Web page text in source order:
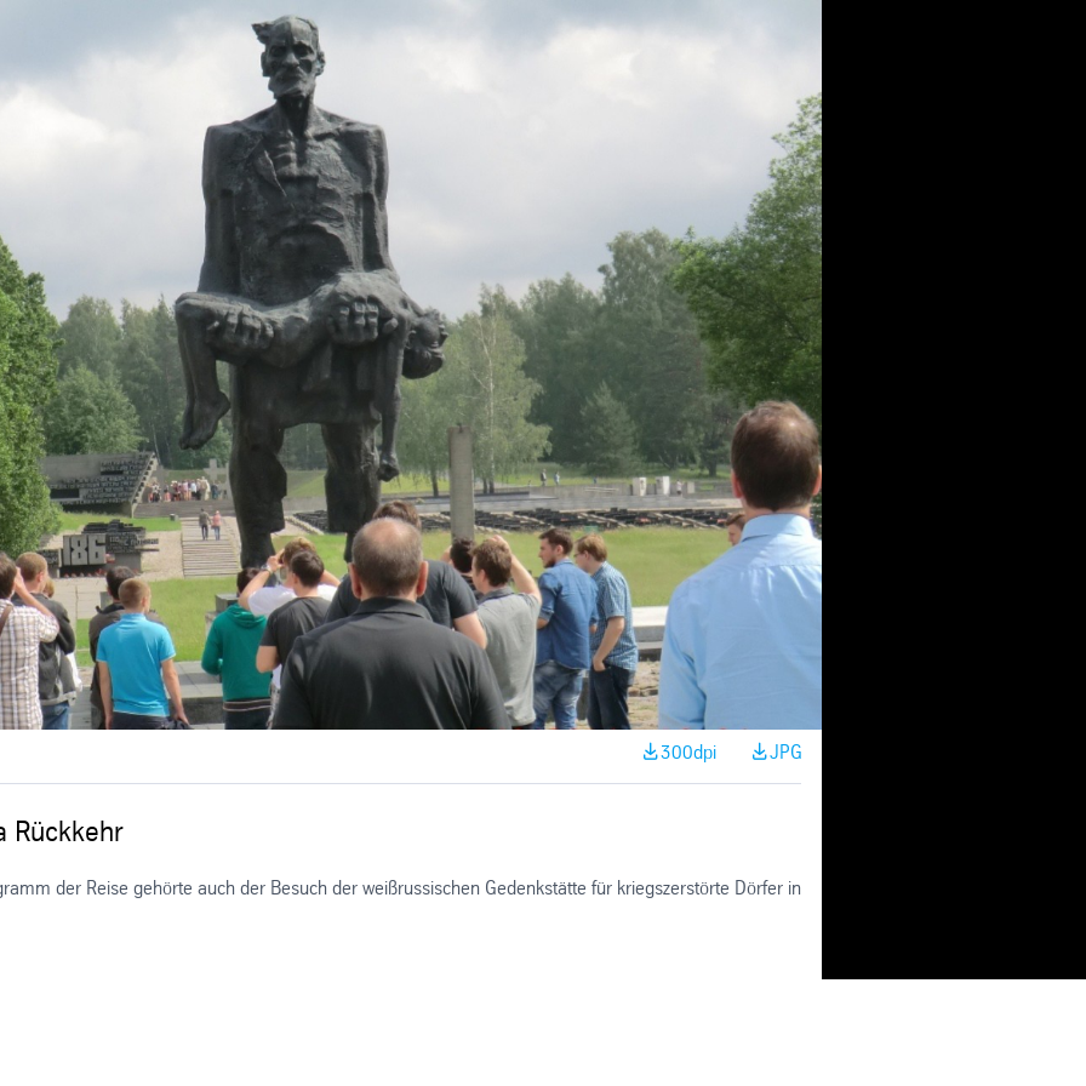
300dpi JPG
Rückkehr
der Reise gehörte auch der Besuch der weißrussischen Gedenkstätte für kriegszerstörte Dörfer in